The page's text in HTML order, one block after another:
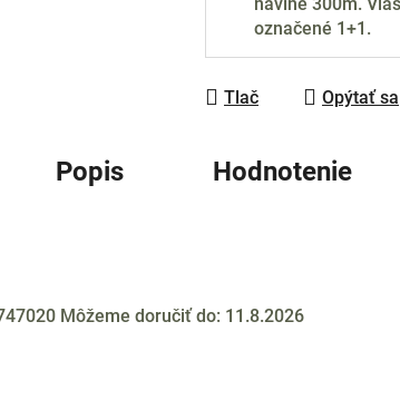
označené 1+1.
Tlač Opýtať sa
Popis Hodnotenie
Môžeme doručiť do: 11.8.2026